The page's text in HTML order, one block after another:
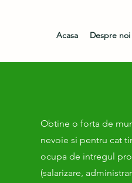
Acasa Despre noi
Obtine o forta de
nevoie si pentru cat
ocupa de intregul
(salarizare,